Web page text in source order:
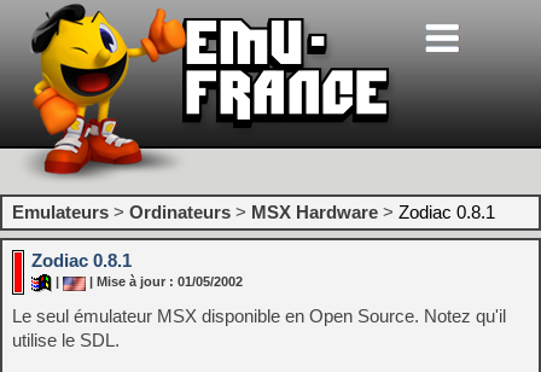
Emulateurs > Ordinateurs > MSX Hardware > Zodiac 0.8.1
Zodiac 0.8.1
| Mise à jour : 01/05/2002
Le seul émulateur MSX disponible en Open Source. Notez qu'il
utilise le SDL.